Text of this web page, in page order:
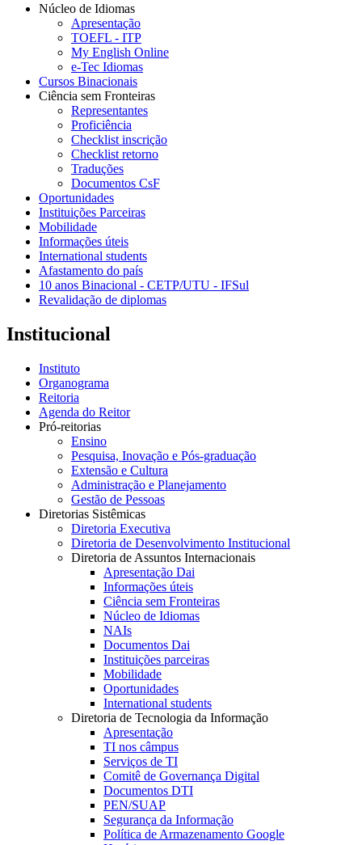
Núcleo de Idiomas
Apresentação
TOEFL - ITP
My English Online
e-Tec Idiomas
Cursos Binacionais
Ciência sem Fronteiras
Representantes
Proficiência
Checklist inscrição
Checklist retorno
Traduções
Documentos CsF
Oportunidades
Instituições Parceiras
Mobilidade
Informações úteis
International students
Afastamento do país
10 anos Binacional - CETP/UTU - IFSul
Revalidação de diplomas
Institucional
Instituto
Organograma
Reitoria
Agenda do Reitor
Pró-reitorias
Ensino
Pesquisa, Inovação e Pós-graduação
Extensão e Cultura
Administração e Planejamento
Gestão de Pessoas
Diretorias Sistêmicas
Diretoria Executiva
Diretoria de Desenvolvimento Institucional
Diretoria de Assuntos Internacionais
Apresentação Dai
Informações úteis
Ciência sem Fronteiras
Núcleo de Idiomas
NAIs
Documentos Dai
Instituições parceiras
Mobilidade
Oportunidades
International students
Diretoria de Tecnologia da Informação
Apresentação
TI nos câmpus
Serviços de TI
Comitê de Governança Digital
Documentos DTI
PEN/SUAP
Segurança da Informação
Política de Armazenamento Google